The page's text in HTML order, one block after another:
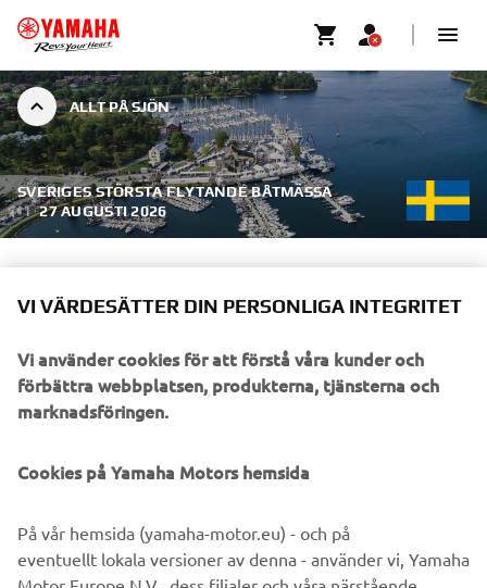
ALLT PÅ SJÖN
SVERIGES STÖRSTA FLYTANDE BÅTMÄSSA
| 27 AUGUSTI 2026
Aug 27 – Aug 29, 2026 | 22:00
flytande båtmässa. Tillsammans med våra återförsäljare
miljö. Passa på att upptäcka nyheter, ställa frågor och
hitta rätt lösning för ditt båtliv.
VI VÄRDESÄTTER DIN PERSONLIGA INTEGRITET
Vi använder cookies för att förstå våra kunder och
förbättra webbplatsen, produkterna, tjänsterna och
marknadsföringen.
Cookies på Yamaha Motors hemsida
På vår hemsida (yamaha-motor.eu) - och på
eventuellt lokala versioner av denna - använder vi, Yamaha
Motor Europe N.V., dess filialer och våra närstående